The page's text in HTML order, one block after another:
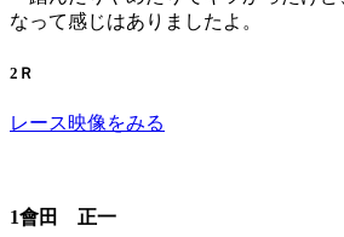
なって感じはありましたよ。
2Ｒ
レース映像をみる
1會田 正一